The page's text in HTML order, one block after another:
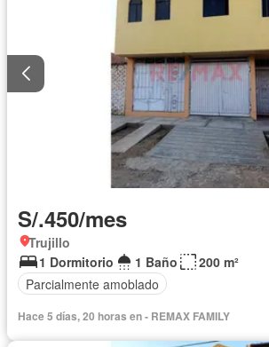
S/.450/mes
Trujillo
1 Dormitorio
1 Baño
200 m²
Parcialmente amoblado
Hace 5 días, 20 horas en - REMAX FAMILY